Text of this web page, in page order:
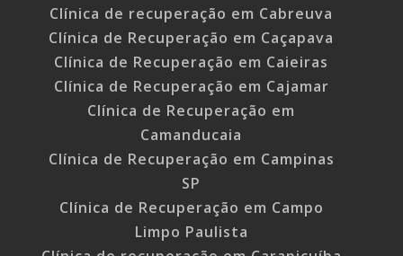
Clínica de recuperação em Cabreuva
Clínica de Recuperação em Caçapava
Clínica de Recuperação em Caieiras
Clínica de Recuperação em Cajamar
Clínica de Recuperação em
Camanducaia
Clínica de Recuperação em Campinas
SP
Clínica de Recuperação em Campo
Limpo Paulista